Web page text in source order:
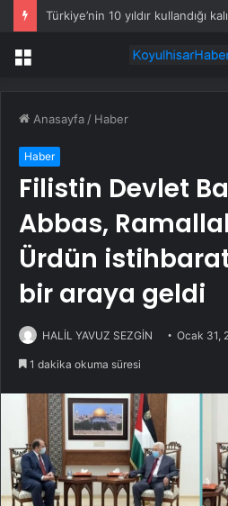
Menü
Anasayfa / Haber
Haber
Filistin Devlet
Abbas,
Ürdün
bir araya geldi
HALİL YAVUZ SEZGİN Ocak 31,
1 dakika okuma süresi